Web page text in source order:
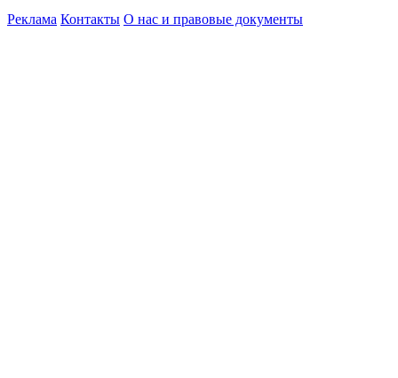
Реклама Контакты О нас и правовые документы